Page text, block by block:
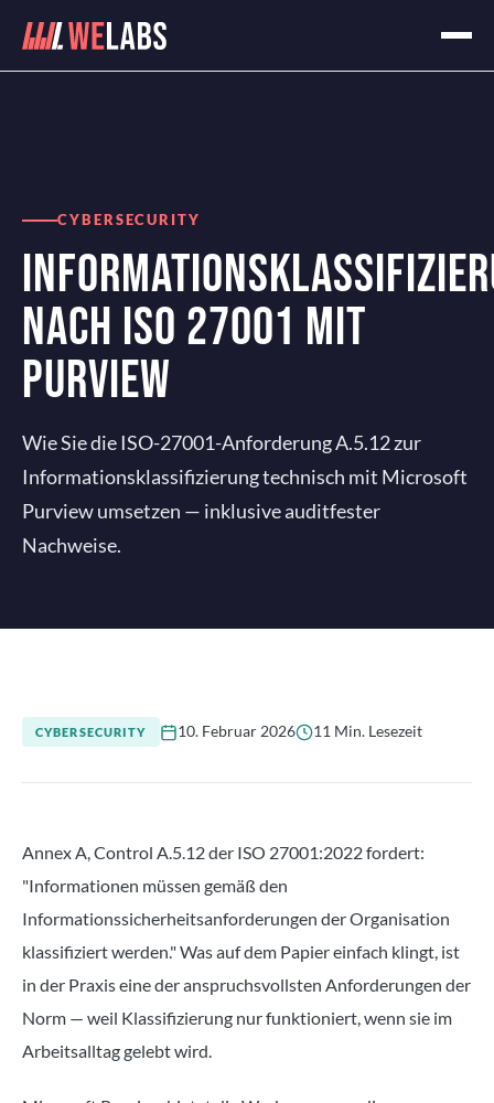
Home
Blog
Informationsklassifizierung nach ISO 27001 mit Purview
CYBERSECURITY
NACH ISO 27001 MIT
PURVIEW
Wie Sie die ISO-27001-Anforderung A.5.12 zur
Informationsklassifizierung technisch mit Microsoft
Purview umsetzen — inklusive auditfester
Nachweise.
CYBERSECURITY 10. Februar 2026 11 Min. Lesezeit
Annex A, Control A.5.12 der ISO 27001:2022 fordert:
"Informationen müssen gemäß den
Informationssicherheitsanforderungen der Organisation
klassifiziert werden." Was auf dem Papier einfach klingt, ist
in der Praxis eine der anspruchsvollsten Anforderungen der
Norm — weil Klassifizierung nur funktioniert, wenn sie im
Arbeitsalltag gelebt wird.